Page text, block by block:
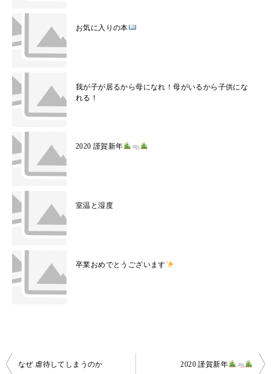
お気に入りの本
我が子が居るから母になれ！母がいるから子供にな
れる！
2020 謹賀新年
室温と湿度
卒業おめでとうございます
投
なぜ 虐待してしまうのか 2020 謹賀新年